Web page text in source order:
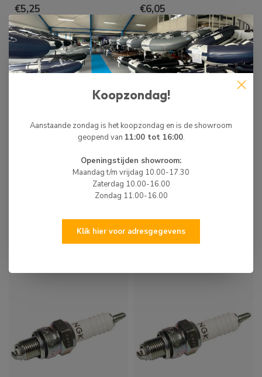
€5,25
Op voorraad
€6,05
Op voorraad
BOUGIE CR5EH-9
NGK
NGK
BOUGIE CR6E
€12,55
Koopzondag!
Aanstaande zondag is het koopzondag en is de showroom
geopend van 11:00 tot 16:00.
Openingstijden showroom:
Maandag t/m vrijdag 10.00-17.30
Zaterdag 10.00-16.00
Zondag 11.00-16.00
Klik hier voor adresgegevens